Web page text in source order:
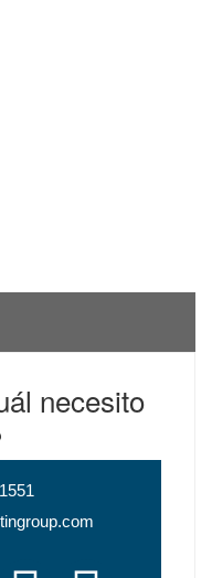
necesito